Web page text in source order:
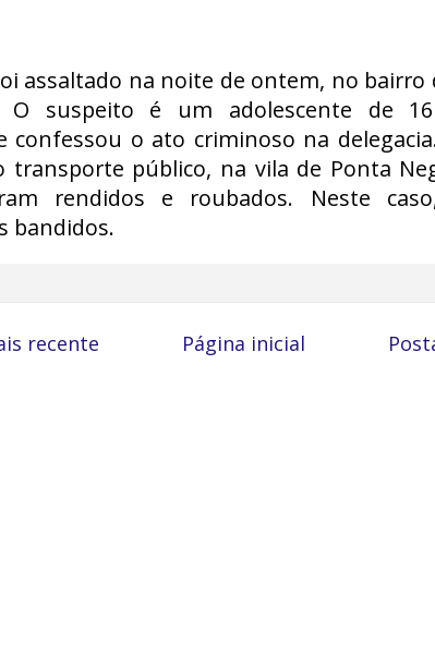
assaltado na noite de ontem, no bairro
O suspeito é um adolescente de
confessou o ato criminoso na
público, na vila de Ponta
rendidos e roubados. Neste
bandidos.
recente Página inicial